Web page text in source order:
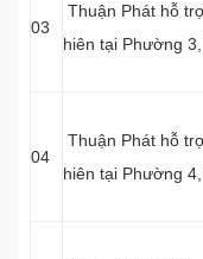
03
Thuận Phát hỗ
hiên tại Phường
04
Thuận Phát hỗ
hiên tại Phường